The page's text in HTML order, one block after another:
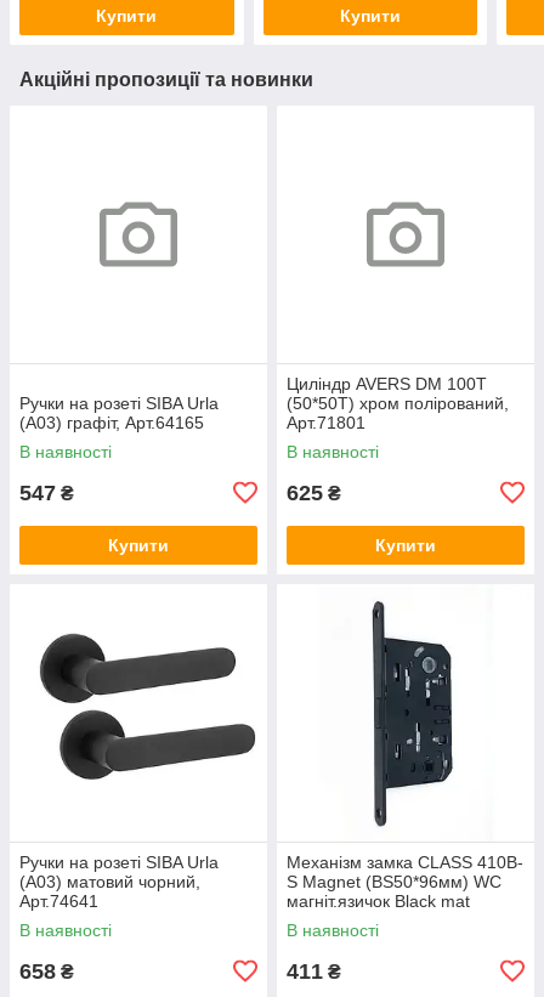
Купити Купити
Акційні пропозиції та новинки
Ручки на розеті SIBA Urla
(А03) графіт, Арт.64165
В наявності
547 ₴
Купити
Циліндр AVERS DM 100T
(50*50T) хром полірований,
Арт.71801
В наявності
625 ₴
Купити
Ручки на розеті SIBA Urla
(А03) матовий чорний,
Арт.74641
В наявності
658 ₴
Механізм замка CLASS 410B-
S Magnet (BS50*96мм) WC
магніт.язичок Black mat
чорний матовий, Арт.74647
В наявності
411 ₴